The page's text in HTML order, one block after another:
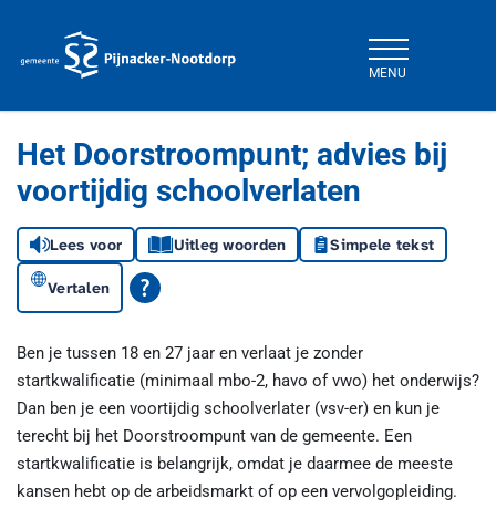
MENU
Het Doorstroompunt; advies bij
voortijdig schoolverlaten
Lees voor Uitleg woorden Simpele tekst
Vertalen
Ben je tussen 18 en 27 jaar en verlaat je zonder
startkwalificatie (minimaal mbo-2, havo of vwo) het onderwijs?
Dan ben je een voortijdig schoolverlater (vsv-er) en kun je
terecht bij het Doorstroompunt van de gemeente. Een
startkwalificatie is belangrijk, omdat je daarmee de meeste
kansen hebt op de arbeidsmarkt of op een vervolgopleiding.